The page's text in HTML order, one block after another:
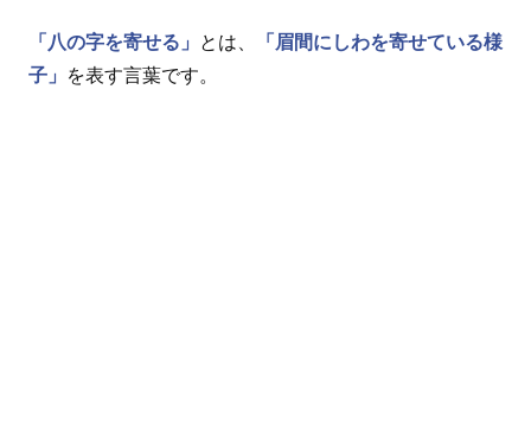
「八の字を寄せる」 とは、
「眉間にしわを寄せている様
子」
を表す言葉です。